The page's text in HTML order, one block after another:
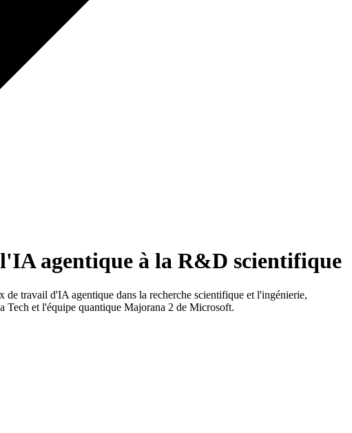
agentique à la R&D scientifique
travail d'IA agentique dans la recherche scientifique et l'ingénierie,
Tech et l'équipe quantique Majorana 2 de Microsoft.